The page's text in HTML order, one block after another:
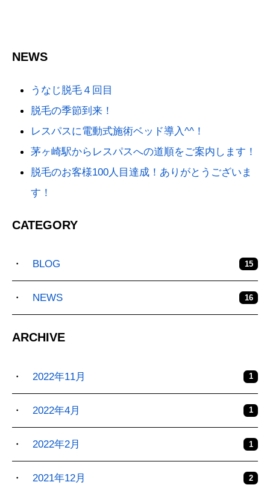
NEWS
うなじ脱毛４回目
脱毛の季節到来！
レスパスに電動式施術ベッド導入^^！
茅ヶ崎駅からレスパスへの道順をご案内します！
脱毛のお客様100人目達成！ありがとうございま
す！
CATEGORY
BLOG 15
NEWS 16
ARCHIVE
2022年11月 1
2022年4月 1
2022年2月 1
2021年12月 2